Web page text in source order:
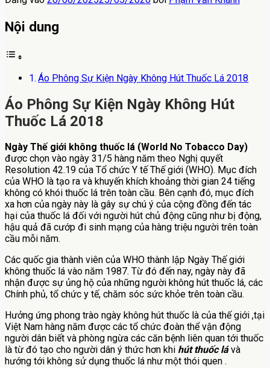
Nội dung
Áo Phông Sự Kiện Ngày Không Hút Thuốc Lá 2018
Áo Phông Sự Kiện Ngày Không Hút
Thuốc Lá 2018
Ngày Thế giới không thuốc lá (World No Tobacco Day)
được chọn vào ngày 31/5 hàng năm theo Nghị quyết
Resolution 42.19 của Tổ chức Y tế Thế giới (WHO). Mục đích
của WHO là tạo ra và khuyến khích khoảng thời gian 24 tiếng
không có khói thuốc lá trên toàn cầu. Bên cạnh đó, mục đích
xa hơn của ngày này là gây sự chú ý của cộng đồng đến tác
hại của thuốc lá đối với người hút chủ động cũng như bị động,
hậu quả đã cướp đi sinh mạng của hàng triệu người trên toàn
cầu mỗi năm.
Các quốc gia thành viên của WHO thành lập Ngày Thế giới
không thuốc lá vào năm 1987. Từ đó đến nay, ngày này đã
nhận được sự ủng hộ của những người không hút thuốc lá, các
Chính phủ, tổ chức y tế, chăm sóc sức khỏe trên toàn cầu.
Hưởng ứng phong trào ngày không hút thuốc là của thế giới ,tại
Việt Nam hàng năm được các tổ chức đoàn thể vận động
người dân biết và phòng ngừa các căn bệnh liên quan tới thuốc
là từ đó tạo cho người dân ý thức hơn khi hút thuốc lá và
hướng tới không sử dụng thuốc lá như một thói quen .